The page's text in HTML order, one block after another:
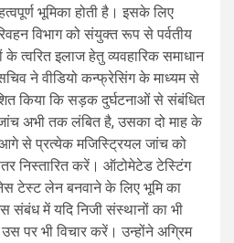
भूमिका होती है। इसके लिए
विभाग को संयुक्त रूप से पर्वतीय
के त्वरित इलाज हेतु व्यवहारिक समाधान
ने वीडियो कन्फ्रेसिंग के माध्यम से
किया कि सड़क दुर्घटनाओं से संबंधित
अभी तक लंबित है, उसका दो माह के
से प्रत्येक मजिस्ट्रियल जांच को
निस्तारित करें। ऑटोमेटेड टेस्टिंग
टेस्ट लेन बनवाने के लिए भूमि का
संबंध में यदि निजी संस्थानों का भी
पर भी विचार करें। उन्होंने अग्रिम